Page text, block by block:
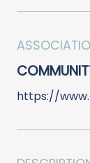
https://